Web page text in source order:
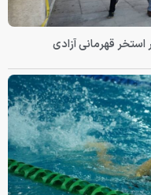
قهرمانی آزادی